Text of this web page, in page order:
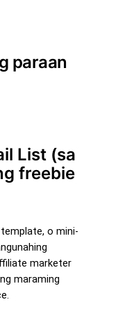
paraan
List (sa
freebie
template, o mini-
marketer
maraming